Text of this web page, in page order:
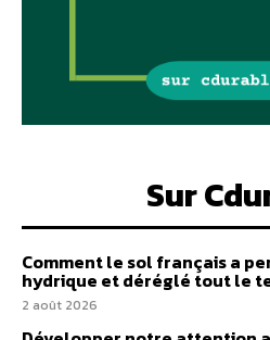
Sur
Comment le sol français a
hydrique et déréglé tout le
2 août 2026